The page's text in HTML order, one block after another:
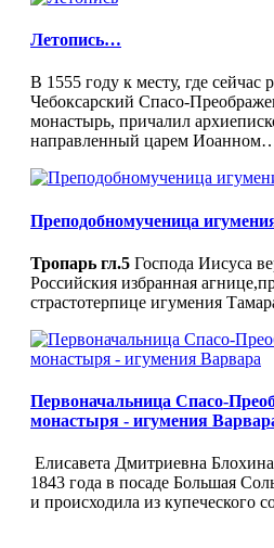
Летопись…
В 1555 году к месту, где сейчас
Чебоксарский Спасо-
монастырь, причалил
направленный царем
Преподобномученица
Тропарь гл.5 Господа Иисуса
Российския избранная
страстотерпице игумения
Первоначальница Спасо-
монастыря - игумения
Елиcавета Дмитриевна
1843 года в посаде Большая
и происходила из купеческого